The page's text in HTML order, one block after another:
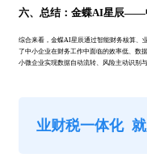
六、总结：金蝶AI星辰——
综合来看，金蝶AI星辰通过智能财务核算、
了中小企业在财务工作中面临的效率低、数
小微企业实现数据自动流转、风险主动识别
业财税一体化